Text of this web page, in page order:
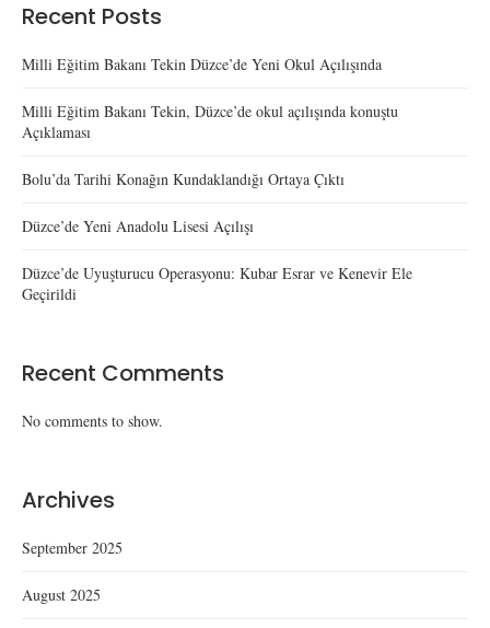
Recent Posts
Milli Eğitim Bakanı Tekin Düzce’de Yeni Okul Açılışında
Milli Eğitim Bakanı Tekin, Düzce’de okul açılışında konuştu
Açıklaması
Bolu’da Tarihi Konağın Kundaklandığı Ortaya Çıktı
Düzce’de Yeni Anadolu Lisesi Açılışı
Düzce’de Uyuşturucu Operasyonu: Kubar Esrar ve Kenevir Ele
Geçirildi
Recent Comments
No comments to show.
Archives
September 2025
August 2025